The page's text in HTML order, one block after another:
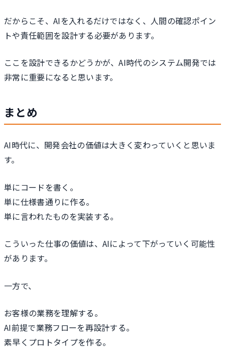
だからこそ、AIを入れるだけではなく、人間の確認ポイン
トや責任範囲を設計する必要があります。
ここを設計できるかどうかが、AI時代のシステム開発では
非常に重要になると思います。
まとめ
AI時代に、開発会社の価値は大きく変わっていくと思いま
す。
単にコードを書く。
単に仕様書通りに作る。
単に言われたものを実装する。
こういった仕事の価値は、AIによって下がっていく可能性
があります。
一方で、
お客様の業務を理解する。
AI前提で業務フローを再設計する。
素早くプロトタイプを作る。